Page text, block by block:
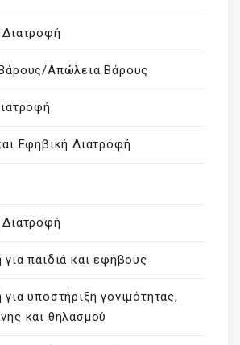
Απώλεια Βάρους
Εφηβική Διατρόφή
παιδιά και εφήβους
υποστήριξη γονιμότητας,
και θηλασμού